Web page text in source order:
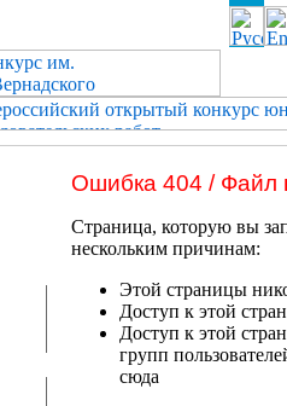
Ошибка 404 / Файл
Страница, которую вы
нескольким причинам:
Этой страницы
Доступ к этой
Доступ к этой
групп
сюда